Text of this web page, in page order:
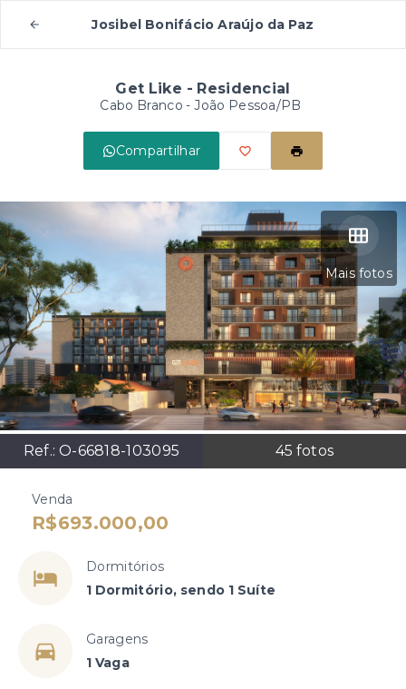
Josibel Bonifácio Araújo da Paz
Get Like - Residencial
Cabo Branco - João Pessoa/PB
Compartilhar
Mais fotos
Ref.: O-66818-103095 45 fotos
Venda
R$693.000,00
Dormitórios
1 Dormitório, sendo 1 Suíte
Garagens
1 Vaga